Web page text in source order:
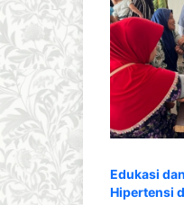
Edukasi
Hipertensi